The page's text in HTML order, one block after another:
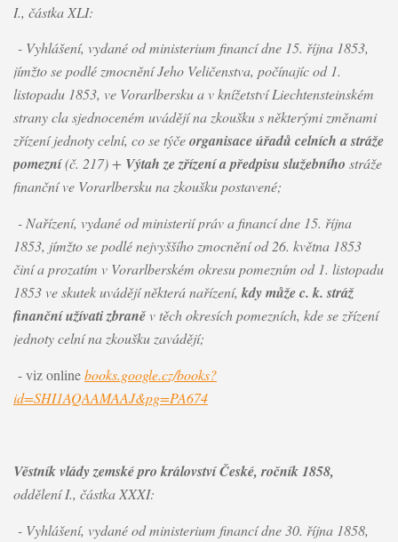
I., částka XLI:
- Vyhlášení, vydané od ministerium financí dne 15. října 1853,
jímžto se podlé zmocnění Jeho Veličenstva, počínajíc od 1.
listopadu 1853, ve Vorarlbersku a v knížetství Liechtensteinském
strany cla sjednoceném uvádějí na zkoušku s některými změnami
zřízení jednoty celní, co se týčeorganisace úřadů celních a stráže
pomezní(č. 217) + Výtah ze zřízení a předpisu služebního stráže
finanční ve Vorarlbersku na zkoušku postavené;
- Nařízení, vydané od ministerií práv a financí dne 15. října
1853, jímžto se podlé nejvyššího zmocnění od 26. května 1853
činí a prozatím v Vorarlberském okresu pomezním od 1. listopadu
1853 ve skutek uvádějí některá nařízení,kdy může c. k. stráž
finanční užívati zbraněv těch okresích pomezních, kde se zřízení
jednoty celní na zkoušku zavádějí;
- viz onlinebooks.google.cz/books?
id=SHI1AQAAMAAJ&pg=PA674
Věstník vlády zemské pro království České, ročník 1858,
oddělení I., částka XXXI:
- Vyhlášení, vydané od ministerium financí dne 30. října 1858,